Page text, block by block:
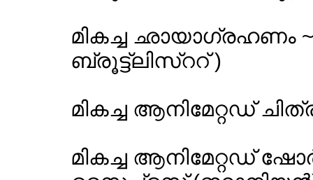
മികച്ച ഛായാഗ്രഹണം
ബ്രൂട്ട്ലിസ്ററ് )
മികച്ച ആനിമേറ്റഡ്
മികച്ച ആനിമേറ്റഡ്